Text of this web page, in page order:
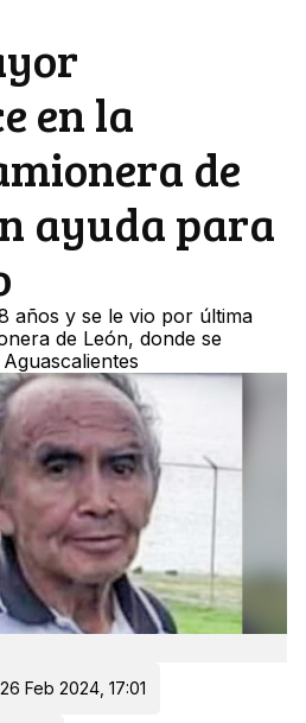
en la
de
ayuda para
años y se le vio por última
de León, donde se
Feb 2024, 17:01